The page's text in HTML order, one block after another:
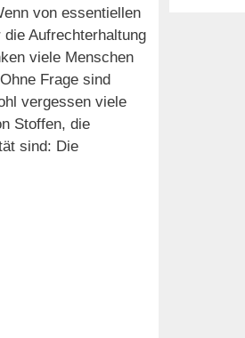
von essentiellen
Aufrechterhaltung
viele Menschen
Frage sind
vergessen viele
Stoffen, die
sind: Die